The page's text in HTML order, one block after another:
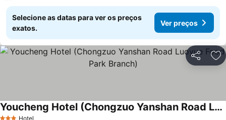
Selecione as datas para ver os preços
exatos.
Ver preços
Partilhar
Hotel
Youcheng Hotel (Chongzuo Yanshan Road Luoyue Food Park Branch)